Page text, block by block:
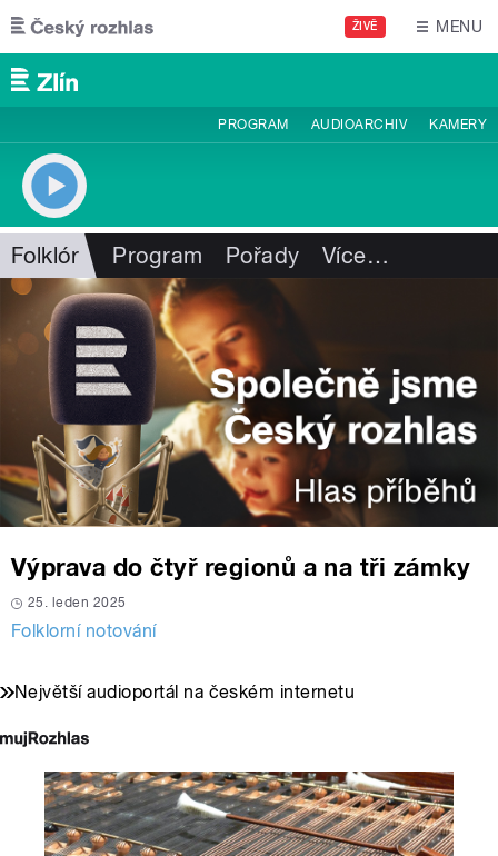
Přejít k hlavnímu obsahu
ŽIVĚ MENU
PROGRAM AUDIOARCHIV KAMERY
Folklór Program Pořady Více…
Výprava do čtyř regionů a na tři zámky
25. leden 2025
Folklorní notování
Největší audioportál na českém internetu